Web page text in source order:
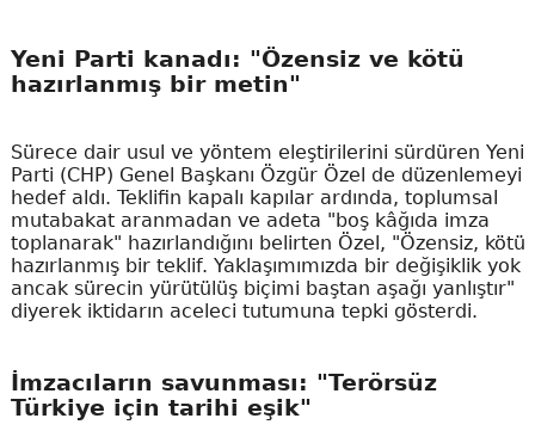
Yeni Parti kanadı: "Özensiz ve kötü
hazırlanmış bir metin"
Sürece dair usul ve yöntem eleştirilerini sürdüren Yeni
Parti (CHP) Genel Başkanı Özgür Özel de düzenlemeyi
hedef aldı. Teklifin kapalı kapılar ardında, toplumsal
mutabakat aranmadan ve adeta "boş kâğıda imza
toplanarak" hazırlandığını belirten Özel, "Özensiz, kötü
hazırlanmış bir teklif. Yaklaşımımızda bir değişiklik yok
ancak sürecin yürütülüş biçimi baştan aşağı yanlıştır"
diyerek iktidarın aceleci tutumuna tepki gösterdi.
İmzacıların savunması: "Terörsüz
Türkiye için tarihi eşik"